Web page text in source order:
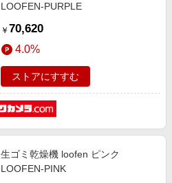
LOOFEN-PURPLE
￥ 70,620
4.0%
ストアにすすむ
生ゴミ乾燥機 loofen ピンク
LOOFEN-PINK